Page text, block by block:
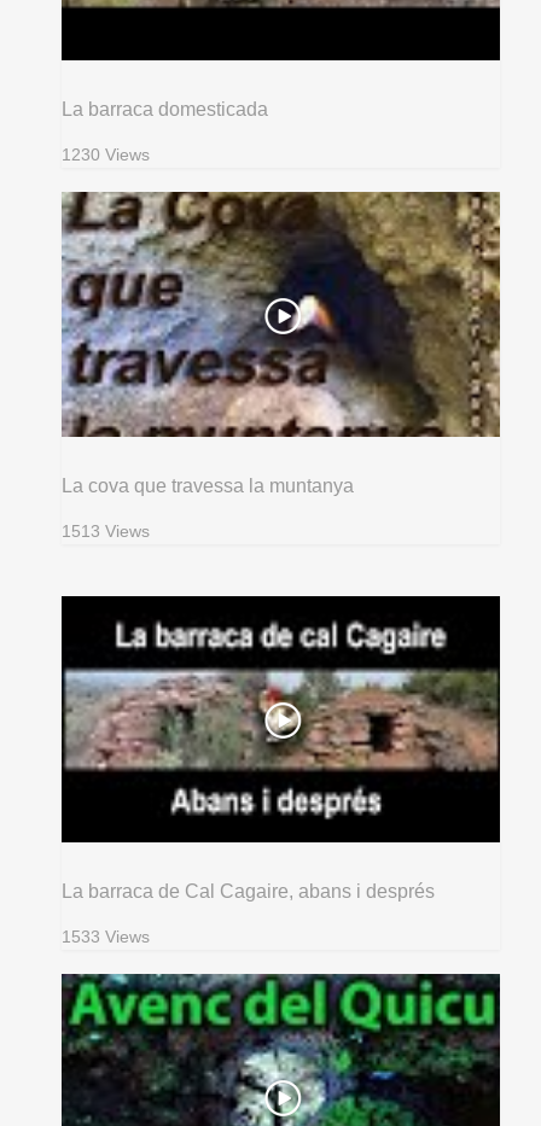
La barraca domesticada
1230 Views
La cova que travessa la muntanya
1513 Views
La barraca de Cal Cagaire, abans i després
1533 Views